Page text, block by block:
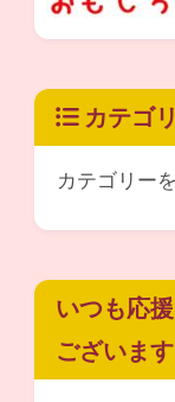
カテゴ
いつも応
ございま